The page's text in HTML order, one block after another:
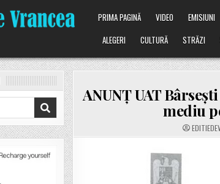
PRIMA PAGINĂ VIDEO EMISIUNI
ALEGERI
CULTURĂ STRĂZI
ANUNȚ UAT
mediu